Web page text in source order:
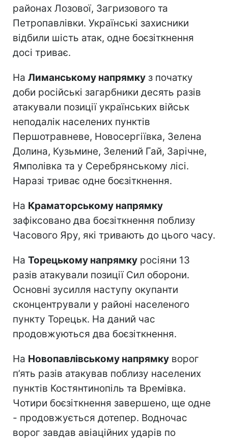
районах Лозової, Загризового та
Петропавлівки. Українські захисники
відбили шість атак, одне боєзіткнення
досі триває.
На Лиманському напрямку з початку
доби російські загарбники десять разів
атакували позиції українських військ
неподалік населених пунктів
Першотравневе, Новосергіївка, Зелена
Долина, Кузьмине, Зелений Гай, Зарічне,
Ямполівка та у Серебрянському лісі.
Наразі триває одне боєзіткнення.
На Краматорському напрямку
зафіксовано два боєзіткнення поблизу
Часового Яру, які тривають до цього часу.
На Торецькому напрямку росіяни 13
разів атакували позиції Сил оборони.
Основні зусилля наступу окупанти
сконцентрували у районі населеного
пункту Торецьк. На даний час
продовжуються два боєзіткнення.
На Новопавлівському напрямку ворог
п’ять разів атакував поблизу населених
пунктів Костянтинопіль та Времівка.
Чотири боєзіткнення завершено, ще одне
- продовжується дотепер. Водночас
ворог завдав авіаційних ударів по